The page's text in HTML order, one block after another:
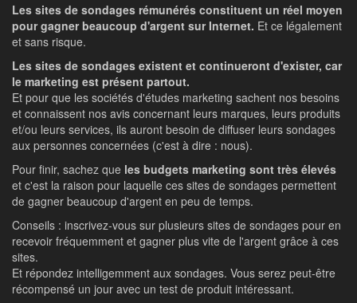
Les sites de sondages rémunérés constituent un réel moyen
pour gagner beaucoup d'argent sur Internet. Et ce légalement
et sans risque.
Les sites de sondages existent et continueront d'exister, car
le marketing est présent partout.
Et pour que les sociétés d'études marketing sachent nos besoins
et connaissent nos avis concernant leurs marques, leurs produits
et/ou leurs services, ils auront besoin de diffuser leurs sondages
aux personnes concernées (c'est à dire : nous).
Pour finir, sachez que les budgets marketing sont très élevés
et c'est la raison pour laquelle ces sites de sondages permettent
de gagner beaucoup d'argent en peu de temps.
Conseils : inscrivez-vous sur plusieurs sites de sondages pour en
recevoir fréquemment et gagner plus vite de l'argent grâce à ces
sites.
Et répondez intelligemment aux sondages. Vous serez peut-être
récompensé un jour avec un test de produit intéressant.